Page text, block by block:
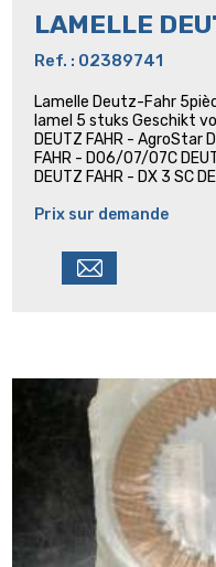
LAMELLE
Ref. : 02389741
Lamelle Deutz-Fahr
lamel 5 stuks Geschikt
DEUTZ FAHR - AgroStar
FAHR - D06/07/07C
DEUTZ FAHR - DX 3 SC
Prix sur demande